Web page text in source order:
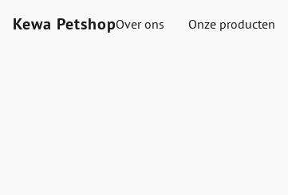
Kewa PetshopOver ons Onze producten